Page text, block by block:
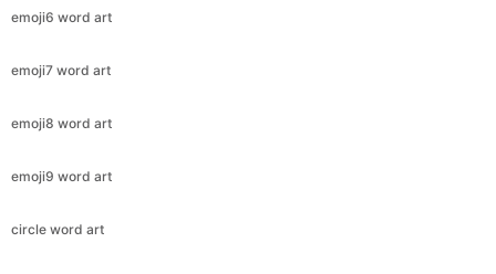
emoji6 word art
emoji7 word art
emoji8 word art
emoji9 word art
circle word art